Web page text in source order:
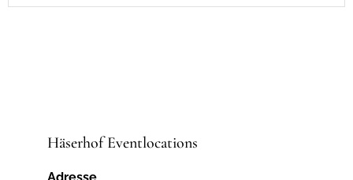
Häserhof Eventlocations